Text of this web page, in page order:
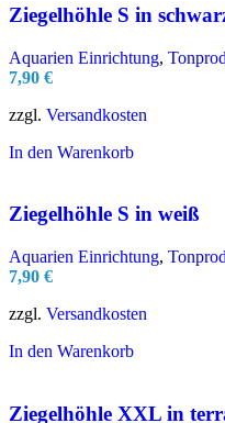
Ziegelhöhle S in
Aquarien Einrichtung,
7,90 €
zzgl. Versandkosten
In den Warenkorb
Ziegelhöhle S in weiß
Aquarien Einrichtung,
7,90 €
zzgl. Versandkosten
In den Warenkorb
Ziegelhöhle XXL in